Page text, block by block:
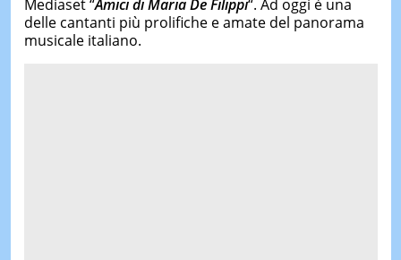
Mediaset “Amici di Maria De Filippi“. Ad oggi è una
delle cantanti più prolifiche e amate del panorama
musicale italiano.